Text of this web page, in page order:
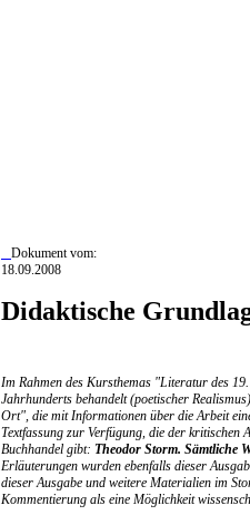
Dokument vom:
18.09.2008
Didaktische
Im Rahmen des Kursthemas "Literatur des
Jahrhunderts behandelt (poetischer
Ort", die mit Informationen über die Arbeit
Textfassung zur Verfügung, die der kritischen
Buchhandel gibt: Theodor Storm. Sämtliche
Erläuterungen wurden ebenfalls dieser
dieser Ausgabe und weitere Materialien im
Kommentierung als eine Möglichkeit